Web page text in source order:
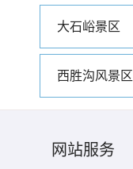
大石峪景区
西胜沟风景区
网站服务